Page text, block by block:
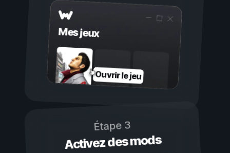
Mes jeux
Ouvrir le jeu
Étape 3
Activez des mods